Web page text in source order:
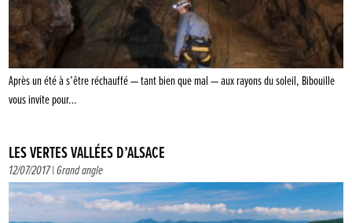
Après un été à s’être réchauffé — tant bien que mal — aux rayons du soleil, Bibouille
vous invite pour…
LES VERTES VALLÉES D’ALSACE
12/07/2017 |Grand angle